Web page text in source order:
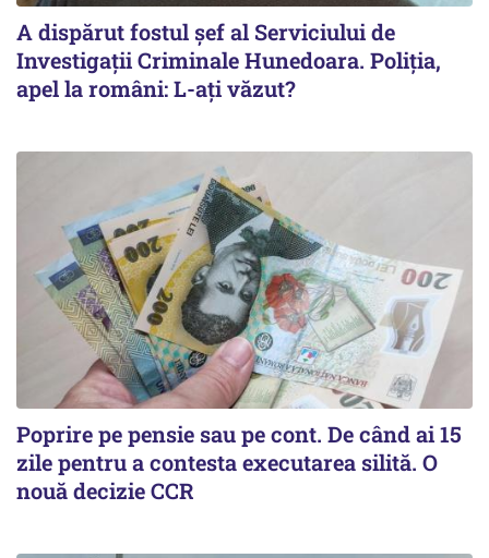
A dispărut fostul șef al Serviciului de
Investigații Criminale Hunedoara. Poliția,
apel la români: L-ați văzut?
Poprire pe pensie sau pe cont. De când ai 15
zile pentru a contesta executarea silită. O
nouă decizie CCR